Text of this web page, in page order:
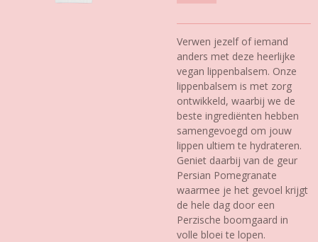
Verwen jezelf of iemand
anders met deze heerlijke
vegan lippenbalsem. Onze
lippenbalsem is met zorg
ontwikkeld, waarbij we de
beste ingrediënten hebben
samengevoegd om jouw
lippen ultiem te hydrateren.
Geniet daarbij van de geur
Persian Pomegranate
waarmee je het gevoel krijgt
de hele dag door een
Perzische boomgaard in
volle bloei te lopen.